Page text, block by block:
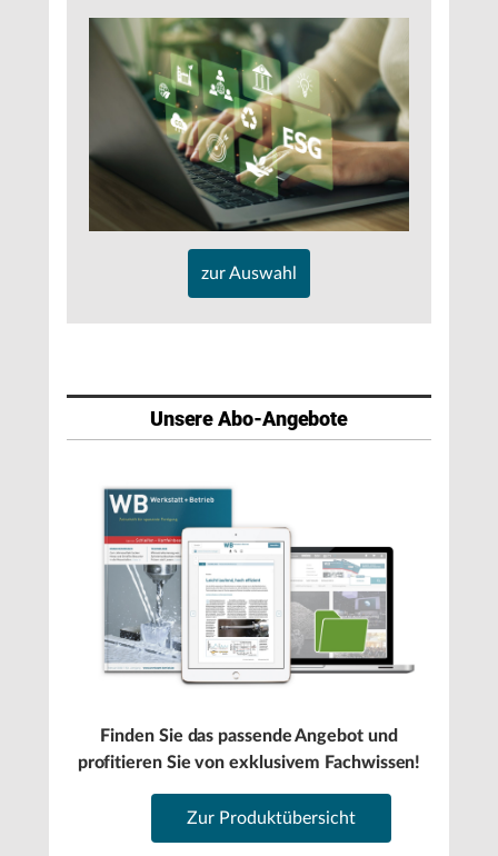
zur Auswahl
Unsere Abo-Angebote
Finden Sie das passende Angebot und
profitieren Sie von exklusivem Fachwissen!
Zur Produktübersicht